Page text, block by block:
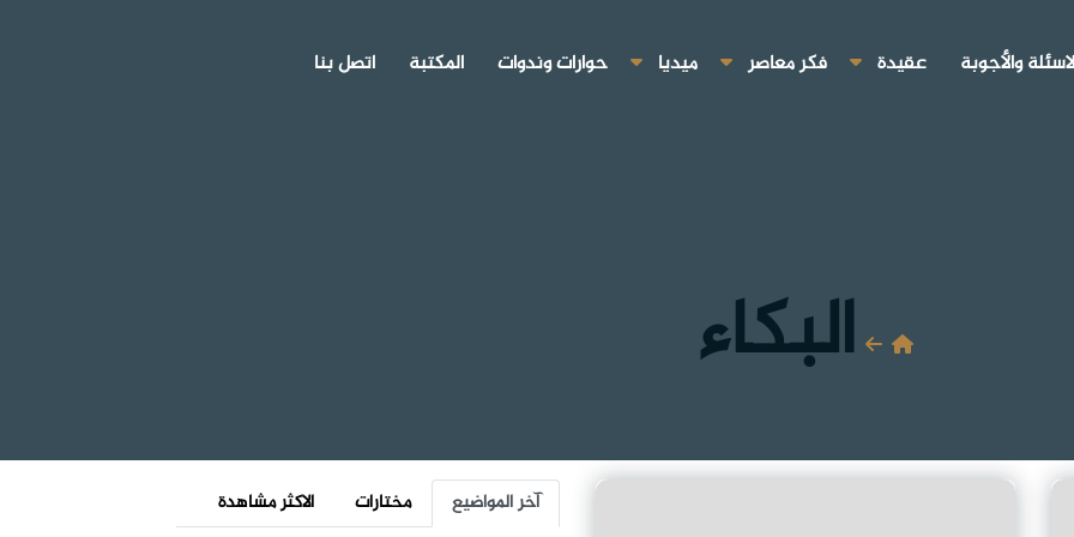
والأجوبة عقيدة فكر معاصر ميديا حوارات وندوات المكتبة اتصل بنا
البكاء
آخر المواضيع مختارات
الاكثر مشاهدة